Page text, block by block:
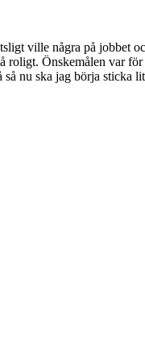
ville några på jobbet
roligt. Önskemålen var
nu ska jag börja sticka